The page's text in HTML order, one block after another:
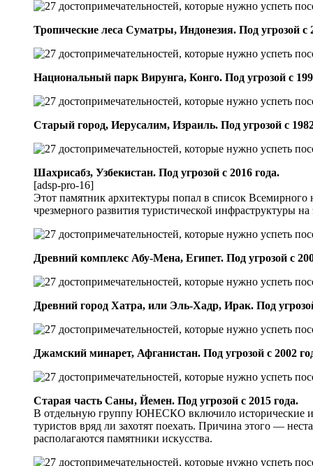
Тропические леса Суматры, Индонезия. Под угрозой с
Национальный парк Вирунга, Конго. Под угрозой с
Старый город, Иерусалим, Израиль. Под угрозой с
Шахрисабз, Узбекистан. Под угрозой с 2016 года.
[adsp-pro-16]
Этот памятник архитектуры попал в список Всемирного
чрезмерного развития туристической инфраструктуры на
Древний комплекс Абу-Мена, Египет. Под угрозой с
Древний город Хатра, или Эль-Хадр, Ирак. Под
Джамский минарет, Афганистан. Под угрозой с 2002
Старая часть Саны, Йемен. Под угрозой с 2015 года.
В отдельную группу ЮНЕСКО включило исторические и
туристов вряд ли захотят поехать. Причина этого —
располагаются памятники искусства.